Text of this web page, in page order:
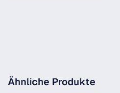
Ähnliche Produkte